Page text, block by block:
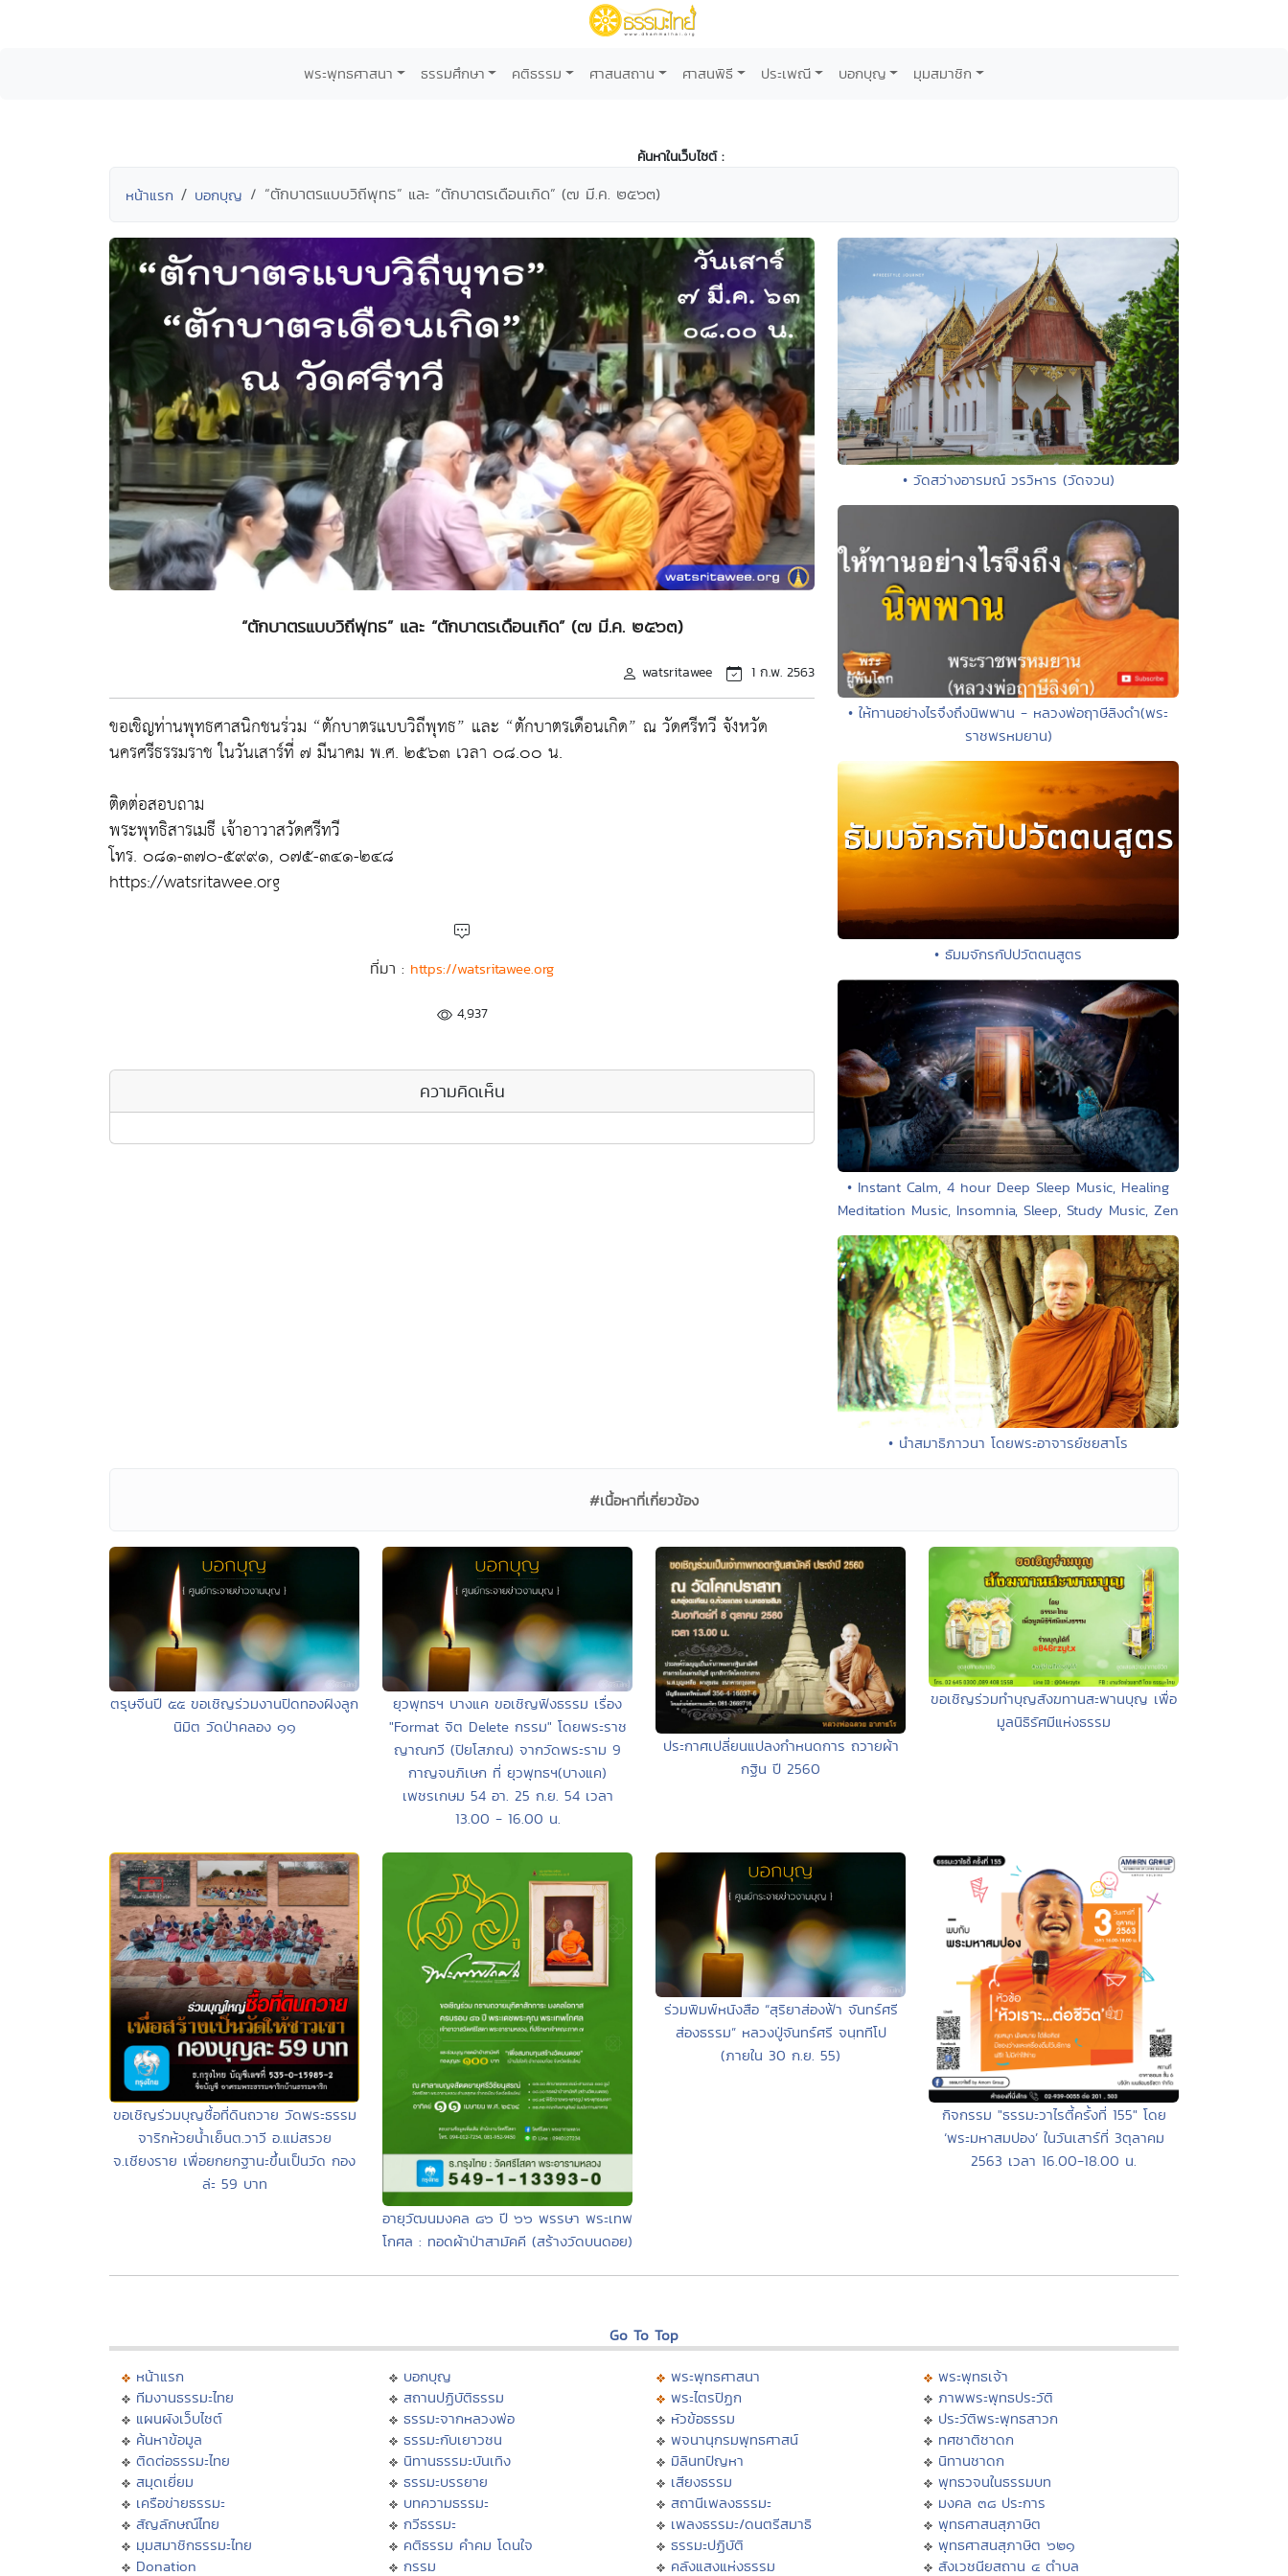
พระพุทธศาสนา ธรรมศึกษา คติธรรม ศาสนสถาน ศาสนพิธี ประเพณี บอกบุญ มุมสมาชิก
ค้นหาในเว็บไซต์ :
หน้าแรก บอกบุญ “ตักบาตรแบบวิถีพุทธ” และ “ตักบาตรเดือนเกิด” (๗ มี.ค. ๒๕๖๓)
“ตักบาตรแบบวิถีพุทธ” และ “ตักบาตรเดือนเกิด” (๗ มี.ค. ๒๕๖๓)
watsritawee 1 ก.พ. 2563
ขอเชิญท่านพุทธศาสนิกชนร่วม “ตักบาตรแบบวิถีพุทธ” และ “ตักบาตรเดือนเกิด” ณ วัดศรีทวี จังหวัด
นครศรีธรรมราช ในวันเสาร์ที่ ๗ มีนาคม พ.ศ. ๒๕๖๓ เวลา ๐๘.๐๐ น.
ติดต่อสอบถาม
พระพุทธิสารเมธี เจ้าอาวาสวัดศรีทวี
โทร. ๐๘๑-๓๗๐-๕๙๙๑, ๐๗๕-๓๔๑-๒๔๘
https://watsritawee.org
ที่มา : https://watsritawee.org
4,937
ความคิดเห็น
• วัดสว่างอารมณ์ วรวิหาร (วัดจวน)
• ให้ทานอย่างไรจึงถึงนิพพาน - หลวงพ่อฤาษีลิงดำ(พระ
ราชพรหมยาน)
• ธัมมจักรกัปปวัตตนสูตร
• Instant Calm, 4 hour Deep Sleep Music, Healing
Meditation Music, Insomnia, Sleep, Study Music, Zen
• นำสมาธิภาวนา โดยพระอาจารย์ชยสาโร
#เนื้อหาที่เกี่ยวข้อง
ตรุษจีนปี ๕๕ ขอเชิญร่วมงานปิดทองฝังลูก
นิมิต วัดป่าคลอง ๑๑
ยุวพุทธฯ บางแค ขอเชิญฟังธรรม เรื่อง
"Format จิต Delete กรรม" โดยพระราช
ญาณกวี (ปิยโสภณ) จากวัดพระราม 9
กาญจนภิเษก ที่ ยุวพุทธฯ(บางแค)
เพชรเกษม 54 อา. 25 ก.ย. 54 เวลา
13.00 - 16.00 น.
ประกาศเปลี่ยนแปลงกำหนดการ ถวายผ้า
กฐิน ปี 2560
ขอเชิญร่วมทำบุญสังฆทานสะพานบุญ เพื่อ
มูลนิธิรัศมีแห่งธรรม
ขอเชิญร่วมบุญซื้อที่ดินถวาย วัดพระธรรม
จาริกห้วยน้ำเย็นต.วาวี อ.แม่สรวย
จ.เชียงราย เพื่อยกยกฐานะขึ้นเป็นวัด กอง
ล่ะ 59 บาท
อายุวัฒนมงคล ๘๖ ปี ๖๖ พรรษา พระเทพ
โกศล : ทอดผ้าป่าสามัคคี (สร้างวัดบนดอย)
ร่วมพิมพ์หนังสือ “สุริยาส่องฟ้า จันทร์ศรี
ส่องธรรม” หลวงปู่จันทร์ศรี จนฺททีโป
(ภายใน 30 ก.ย. 55)
กิจกรรม "ธรรมะวาไรตี้ครั้งที่ 155" โดย
‘พระมหาสมปอง’ ในวันเสาร์ที่ 3ตุลาคม
2563 เวลา 16.00-18.00 น.
Go To Top
หน้าแรก
ทีมงานธรรมะไทย
แผนผังเว็บไซต์
ค้นหาข้อมูล
ติดต่อธรรมะไทย
สมุดเยี่ยม
เครือข่ายธรรมะ
สัญลักษณ์ไทย
มุมสมาชิกธรรมะไทย
Donation
บอกบุญ
สถานปฏิบัติธรรม
ธรรมะจากหลวงพ่อ
ธรรมะกับเยาวชน
นิทานธรรมะบันเทิง
ธรรมะบรรยาย
บทความธรรมะ
กวีธรรมะ
คติธรรม คำคม โดนใจ
กรรม
พระพุทธศาสนา
พระไตรปิฏก
หัวข้อธรรม
พจนานุกรมพุทธศาสน์
มิลินทปัญหา
เสียงธรรม
สถานีเพลงธรรมะ
เพลงธรรมะ/ดนตรีสมาธิ
ธรรมะปฏิบัติ
คลังแสงแห่งธรรม
พระพุทธเจ้า
ภาพพระพุทธประวัติ
ประวัติพระพุทธสาวก
ทศชาติชาดก
นิทานชาดก
พุทธวจนในธรรมบท
มงคล ๓๘ ประการ
พุทธศาสนสุภาษิต
พุทธศาสนสุภาษิต ๖๒๑
สังเวชนียสถาน ๔ ตำบล